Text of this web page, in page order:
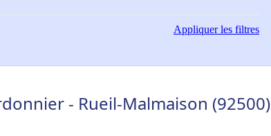
Appliquerles filtres
- Rueil-Malmaison (92500)